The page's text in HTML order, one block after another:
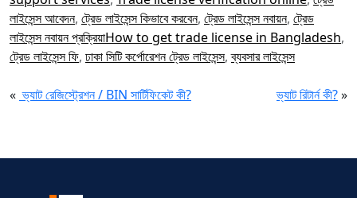
লাইসেন্স আবেদন, ট্রেড লাইসেন্স কিভাবে করবেন, ট্রেড লাইসেন্স নবায়ন, ট্রেড
লাইসেন্স নবায়ন প্রক্রিয়াHow to get trade license in Bangladesh,
ট্রেড লাইসেন্স ফি, ঢাকা সিটি কর্পোরেশন ট্রেড লাইসেন্স,ব্যবসার লাইসেন্স
« ভ্যাট রেজিস্ট্রেশন / BIN সার্টিফিকেট কী? ভ্যাট রিটার্ন কী?»